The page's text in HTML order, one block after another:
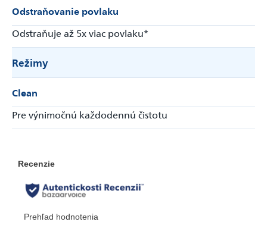
Odstraňovanie povlaku
Odstraňuje až 5x viac povlaku*
Režimy
Clean
Pre výnimočnú každodennú čistotu